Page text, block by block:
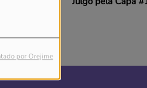
por Orejime